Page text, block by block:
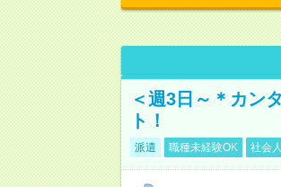
＜週3日～＊カン
ト！
派遣 職種未経験OK 社会